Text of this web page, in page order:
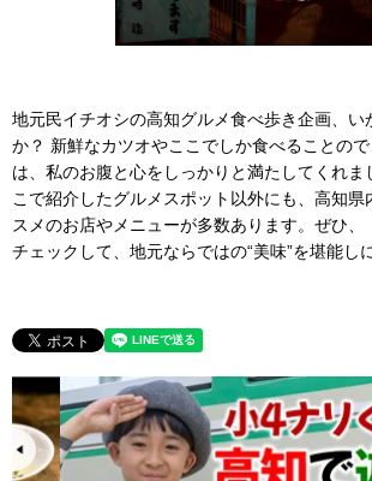
地元民イチオシの高知グルメ食べ歩き企画、い
か？ 新鮮なカツオやここでしか食べることの
は、私のお腹と心をしっかりと満たしてくれま
こで紹介したグルメスポット以外にも、高知県
スメのお店やメニューが多数あります。ぜひ、
チェックして、地元ならではの“美味”を堪能し